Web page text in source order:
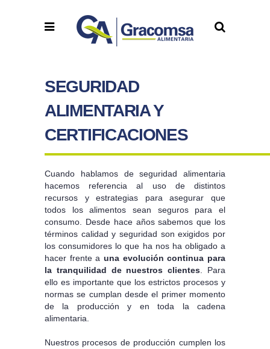
SEGURIDAD
ALIMENTARIA Y
CERTIFICACIONES
Cuando hablamos de seguridad alimentaria
hacemos referencia al uso de distintos
recursos y estrategias para asegurar que
todos los alimentos sean seguros para el
consumo. Desde hace años sabemos que los
términos calidad y seguridad son exigidos por
los consumidores lo que ha nos ha obligado a
hacer frente a una evolución continua para
la tranquilidad de nuestros clientes . Para
ello es importante que los estrictos procesos y
normas se cumplan desde el primer momento
de la producción y en toda la cadena
alimentaria.
Nuestros procesos de producción cumplen los